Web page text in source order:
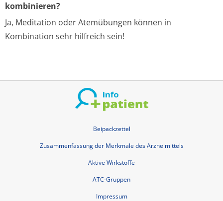
kombinieren?
Ja, Meditation oder Atemübungen können in
Kombination sehr hilfreich sein!
Beipackzettel
Zusammenfassung der Merkmale des Arzneimittels
Aktive Wirkstoffe
ATC-Gruppen
Impressum